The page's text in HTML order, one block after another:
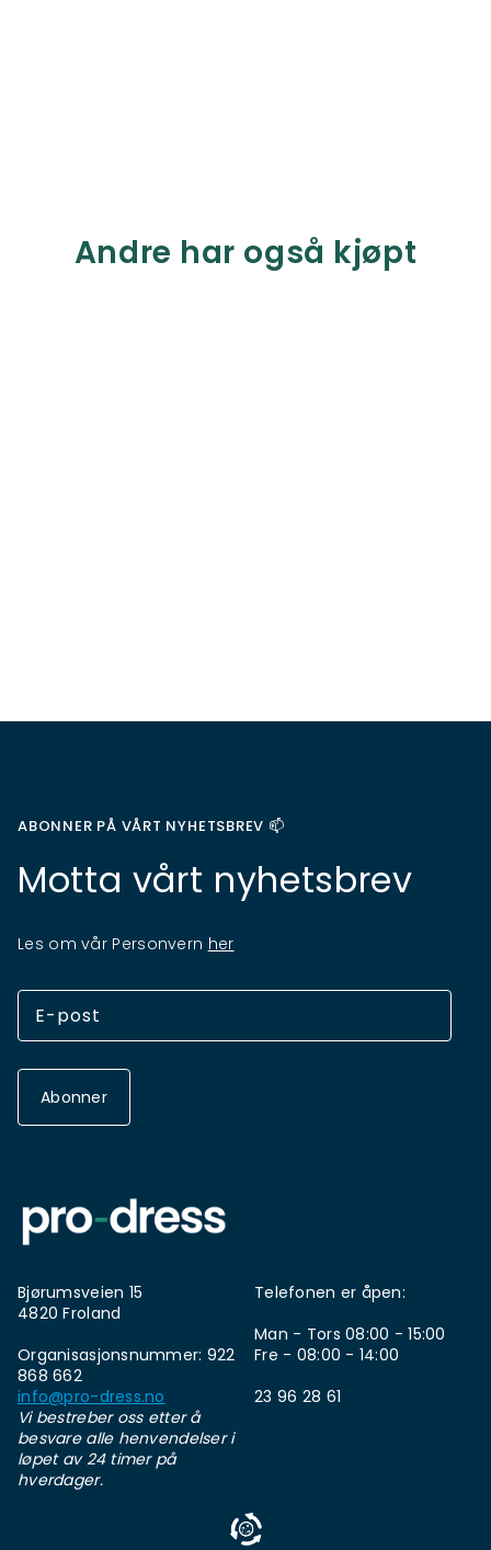
Andre har også kjøpt
ABONNER PÅ VÅRT NYHETSBREV 📫
Motta vårt nyhetsbrev
Les om vår Personvern her
Abonner
Bjørumsveien 15
4820 Froland
Organisasjonsnummer: 922
868 662
info@pro-dress.no
Vi bestreber oss etter å
besvare alle henvendelser i
løpet av 24 timer på
hverdager.
Telefonen er åpen:
Man - Tors 08:00 - 15:00
Fre - 08:00 - 14:00
23 96 28 61